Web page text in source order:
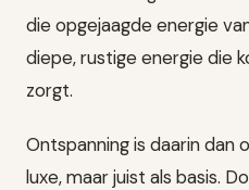
die opgejaagde energie
diepe, rustige energie die
zorgt.
Ontspanning is daarin dan
luxe, maar juist als basis.